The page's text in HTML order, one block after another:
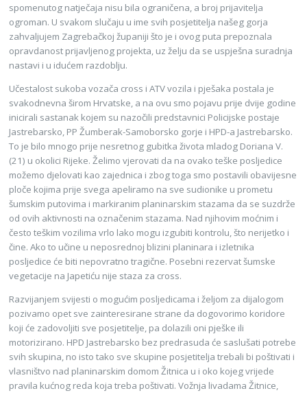
spomenutog natječaja nisu bila ograničena, a broj prijavitelja
ogroman. U svakom slučaju u ime svih posjetitelja našeg gorja
zahvaljujem Zagrebačkoj županiji što je i ovog puta prepoznala
opravdanost prijavljenog projekta, uz želju da se uspješna suradnja
nastavi i u idućem razdoblju.
Učestalost sukoba vozača cross i ATV vozila i pješaka postala je
svakodnevna širom Hrvatske, a na ovu smo pojavu prije dvije godine
inicirali sastanak kojem su nazočili predstavnici Policijske postaje
Jastrebarsko, PP Žumberak-Samoborsko gorje i HPD-a Jastrebarsko.
To je bilo mnogo prije nesretnog gubitka života mladog Doriana V.
(21) u okolici Rijeke. Želimo vjerovati da na ovako teške posljedice
možemo djelovati kao zajednica i zbog toga smo postavili obavijesne
ploče kojima prije svega apeliramo na sve sudionike u prometu
šumskim putovima i markiranim planinarskim stazama da se suzdrže
od ovih aktivnosti na označenim stazama. Nad njihovim moćnim i
često teškim vozilima vrlo lako mogu izgubiti kontrolu, što nerijetko i
čine. Ako to učine u neposrednoj blizini planinara i izletnika
posljedice će biti nepovratno tragične. Posebni rezervat šumske
vegetacije na Japetiću nije staza za cross.
Razvijanjem svijesti o mogućim posljedicama i željom za dijalogom
pozivamo opet sve zainteresirane strane da dogovorimo koridore
koji će zadovoljiti sve posjetitelje, pa dolazili oni pješke ili
motorizirano. HPD Jastrebarsko bez predrasuda će saslušati potrebe
svih skupina, no isto tako sve skupine posjetitelja trebali bi poštivati i
vlasništvo nad planinarskim domom Žitnica u i oko kojeg vrijede
pravila kućnog reda koja treba poštivati. Vožnja livadama Žitnice,